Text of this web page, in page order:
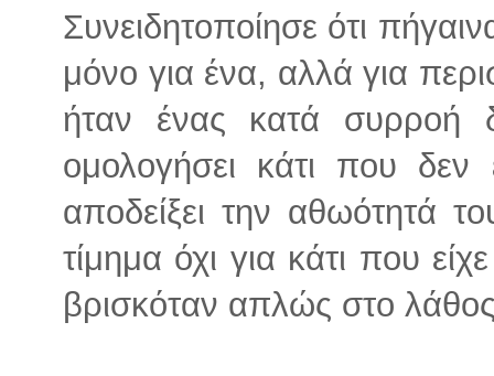
Συνειδητοποίησε ότι
μόνο για ένα, αλλά για
ήταν ένας κατά συρροή
ομολογήσει κάτι που
αποδείξει την αθωότητά
τίμημα όχι για κάτι που
βρισκόταν απλώς στο